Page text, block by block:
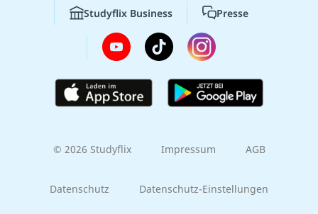
Studyflix Business Presse
© 2026 Studyflix Impressum AGB
Datenschutz Datenschutz-Einstellungen